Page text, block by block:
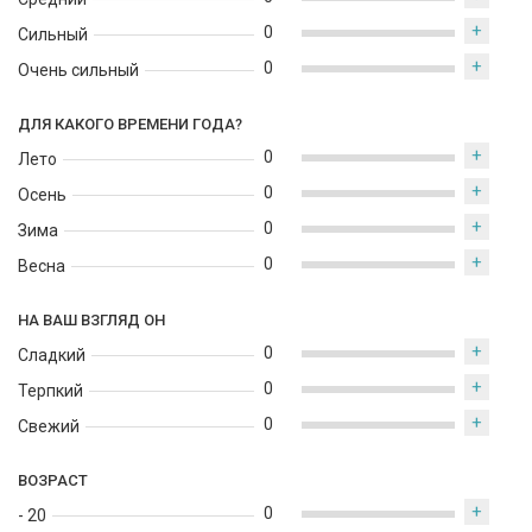
Сильный
Очень сильный
0 +
0 +
ДЛЯ КАКОГО ВРЕМЕНИ ГОДА?
Лето
Осень
Зима
Весна
0 +
0 +
0 +
0 +
НА ВАШ ВЗГЛЯД ОН
Сладкий
Терпкий
Свежий
0 +
0 +
0 +
ВОЗРАСТ
- 20 0 +